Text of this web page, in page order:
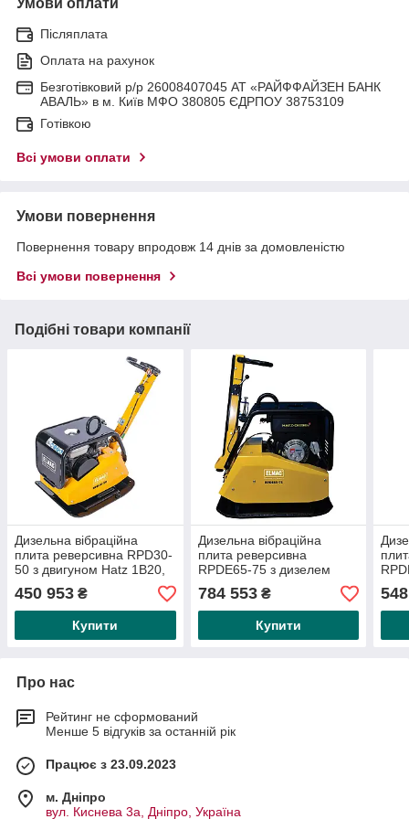
Післяплата
Оплата на рахунок
Безготівковий р/р 26008407045 АТ «РАЙФФАЙЗЕН БАНК
АВАЛЬ» в м. Київ МФО 380805 ЄДРПОУ 38753109
Готівкою
Всі умови оплати
Умови повернення
Повернення товару впродовж 14 днів за домовленістю
Всі умови повернення
Подібні товари компанії
Дизельна вібраційна
плита реверсивна RPD30-
50 з двигуном Hatz 1B20,
відцентрова сила 30 кН
450 953 ₴
Купити
Дизельна вібраційна
плита реверсивна
RPDE65-75 з дизелем
Hatz 1B50, відцентровою
силою 65 кН
784 553₴
Купити
Про нас
Рейтинг не сформований
Менше 5 відгуків за останній рік
Працює з 23.09.2023
м. Дніпро
вул. Киснева 3а, Дніпро, Україна